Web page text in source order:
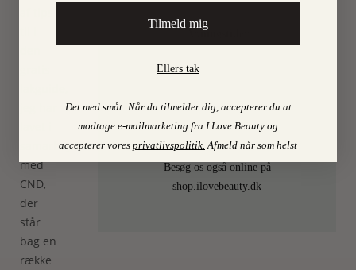
samarbejde
med
CND,
der
står
bag en
række
Åbningstider
Tirsdag 11.00-17.30
Torsdag 11.00-17.30
Fredag 11.00-17.30
Lørdag 11.00-15.00
Besøg os også online på
shop.ilovebeauty.dk
Tilmeld mig
Ellers tak
Det med småt: Når du tilmelder dig, accepterer du at
modtage e-mailmarketing fra I Love Beauty og
accepterer vores privatlivspolitik Afmeld når som helst